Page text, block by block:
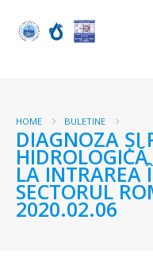
HOME BULETINE
DIAGNOZA ŞI
LA INTRAREA
SECTORUL
2020.02.06